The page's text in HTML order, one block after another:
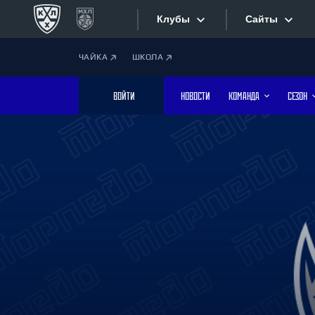
Клубы
Дивизион Боброва
Лада
Сайты
Фотобанк
ЧАЙКА ШКОЛА
ВОЙТИ НОВОСТИ КОМАНДА СЕЗОН